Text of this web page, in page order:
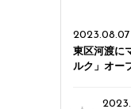
2023.08.07
東区河渡に
ルク」オー